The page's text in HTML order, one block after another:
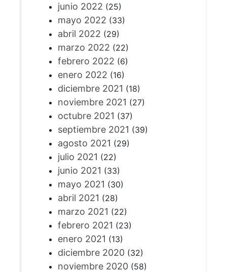
junio 2022 (25)
mayo 2022 (33)
abril 2022 (29)
marzo 2022 (22)
febrero 2022 (6)
enero 2022 (16)
diciembre 2021 (18)
noviembre 2021 (27)
octubre 2021 (37)
septiembre 2021 (39)
agosto 2021 (29)
julio 2021 (22)
junio 2021 (33)
mayo 2021 (30)
abril 2021 (28)
marzo 2021 (22)
febrero 2021 (23)
enero 2021 (13)
diciembre 2020(32)
noviembre 2020(58)